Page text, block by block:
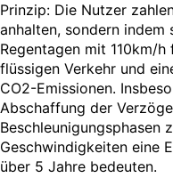
Prinzip: Die Nutzer
anhalten, sondern
Regentagen mit 110km/
flüssigen Verkehr und
CO2-Emissionen.
Abschaffung der
Beschleunigungsphasen
Geschwindigkeiten eine
über 5 Jahre bedeuten.